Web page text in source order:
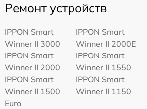
Ремонт устройств
IPPON Smart
Winner II 3000
IPPON Smart
Winner II 2000E
IPPON Smart
Winner II 2000
IPPON Smart
Winner II 1550
IPPON Smart
Winner II 1500
Euro
IPPON Smart
Winner II 1150